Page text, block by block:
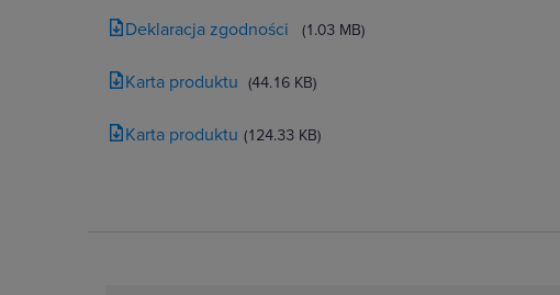
Deklaracja zgodności (1.03 MB)
Karta produktu (44.16 KB)
Karta produktu (124.33 KB)